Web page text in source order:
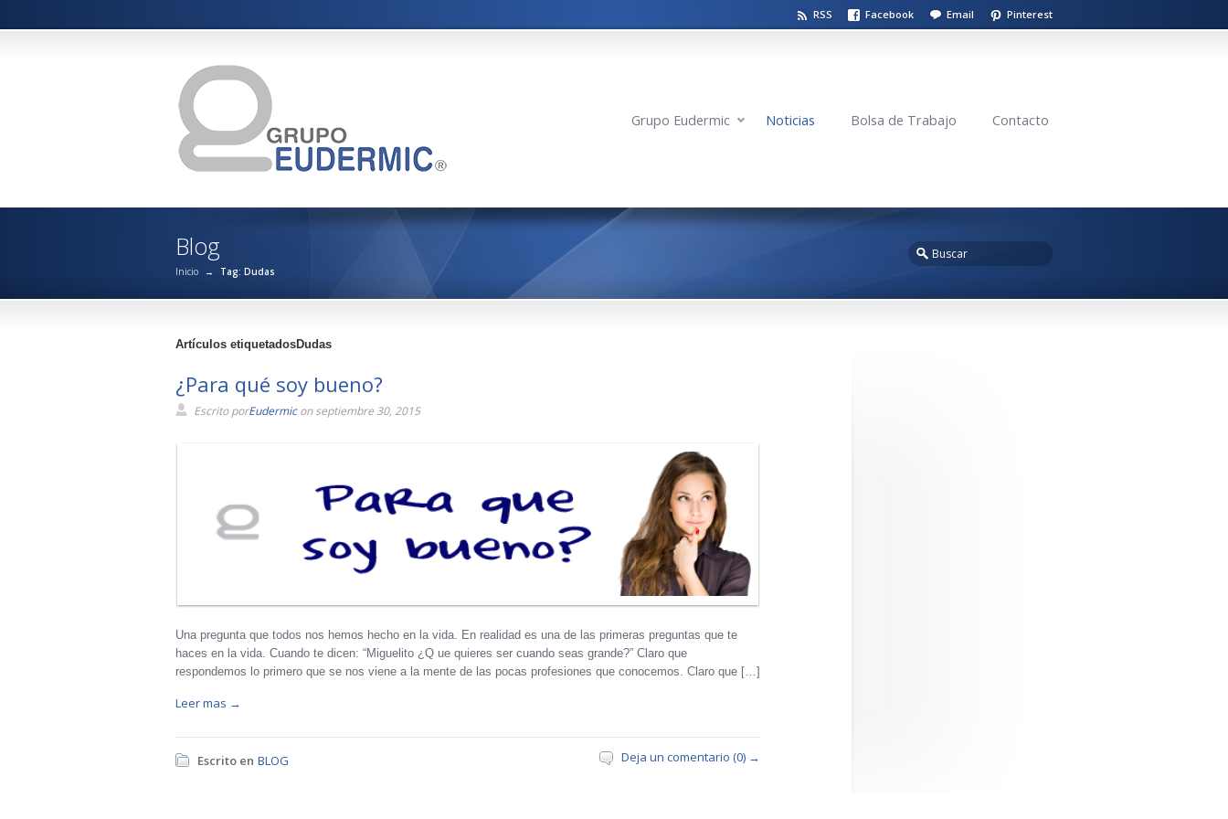
RSS Facebook Email Pinterest
Grupo Eudermic Noticias Bolsa de Trabajo Contacto
Blog
Inicio → Tag: Dudas
Artículos etiquetadosDudas
¿Para qué soy bueno?
Escrito porEudermicon septiembre 30, 2015
Una pregunta que todos nos hemos hecho en la vida. En realidad es una de las primeras preguntas que te
haces en la vida. Cuando te dicen: “Miguelito ¿Q ue quieres ser cuando seas grande?” Claro que
respondemos lo primero que se nos viene a la mente de las pocas profesiones que conocemos. Claro que […]
Leer mas →
Escrito en BLOG Deja un comentario (0) →